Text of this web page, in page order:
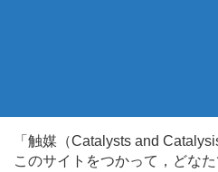
「触媒（Catalysts and
このサイトをつかって，どな